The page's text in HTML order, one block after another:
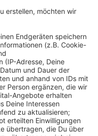
Ausschuss
wurde auch
zu bauen.
in den Kitas sei
Die neue Kita
entstehen und
Start gehen.
16:53